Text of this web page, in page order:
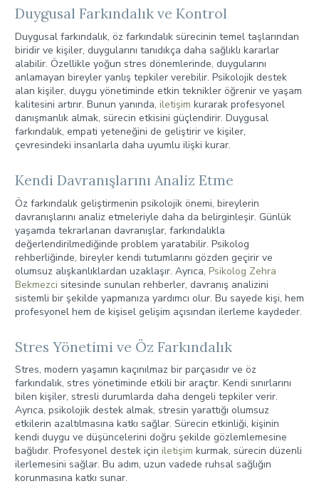
Duygusal Farkındalık ve Kontrol
Duygusal farkındalık, öz farkındalık sürecinin temel taşlarından
biridir ve kişiler, duygularını tanıdıkça daha sağlıklı kararlar
alabilir. Özellikle yoğun stres dönemlerinde, duygularını
anlamayan bireyler yanlış tepkiler verebilir. Psikolojik destek
alan kişiler, duygu yönetiminde etkin teknikler öğrenir ve yaşam
kalitesini artırır. Bunun yanında, iletişim kurarak profesyonel
danışmanlık almak, sürecin etkisini güçlendirir. Duygusal
farkındalık, empati yeteneğini de geliştirir ve kişiler,
çevresindeki insanlarla daha uyumlu ilişki kurar.
Kendi Davranışlarını Analiz Etme
Öz farkındalık geliştirmenin psikolojik önemi, bireylerin
davranışlarını analiz etmeleriyle daha da belirginleşir. Günlük
yaşamda tekrarlanan davranışlar, farkındalıkla
değerlendirilmediğinde problem yaratabilir. Psikolog
rehberliğinde, bireyler kendi tutumlarını gözden geçirir ve
olumsuz alışkanlıklardan uzaklaşır. Ayrıca, Psikolog Zehra
Bekmezci sitesinde sunulan rehberler, davranış analizini
sistemli bir şekilde yapmanıza yardımcı olur. Bu sayede kişi, hem
profesyonel hem de kişisel gelişim açısından ilerleme kaydeder.
Stres Yönetimi ve Öz Farkındalık
Stres, modern yaşamın kaçınılmaz bir parçasıdır ve öz
farkındalık, stres yönetiminde etkili bir araçtır. Kendi sınırlarını
bilen kişiler, stresli durumlarda daha dengeli tepkiler verir.
Ayrıca, psikolojik destek almak, stresin yarattığı olumsuz
etkilerin azaltılmasına katkı sağlar. Sürecin etkinliği, kişinin
kendi duygu ve düşüncelerini doğru şekilde gözlemlemesine
bağlıdır. Profesyonel destek için iletişim kurmak, sürecin düzenli
ilerlemesini sağlar. Bu adım, uzun vadede ruhsal sağlığın
korunmasına katkı sunar.